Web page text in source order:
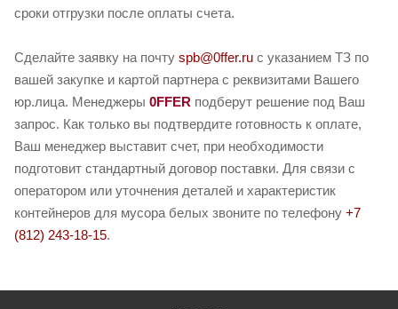
сроки отгрузки после оплаты счета.
Сделайте заявку на почту spb@0ffer.ru с указанием ТЗ по
вашей закупке и картой партнера с реквизитами Вашего
юр.лица. Менеджеры 0FFER подберут решение под Ваш
запрос. Как только вы подтвердите готовность к оплате,
Ваш менеджер выставит счет, при необходимости
подготовит стандартный договор поставки. Для связи с
оператором или уточнения деталей и характеристик
контейнеров для мусора белых звоните по телефону +7
(812) 243-18-15.